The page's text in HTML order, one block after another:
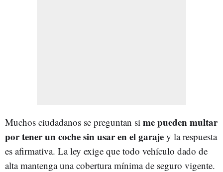
Muchos ciudadanos se preguntan si me pueden multar
por tener un coche sin usar en el garaje y la respuesta
es afirmativa. La ley exige que todo vehículo dado de
alta mantenga una cobertura mínima de seguro vigente.